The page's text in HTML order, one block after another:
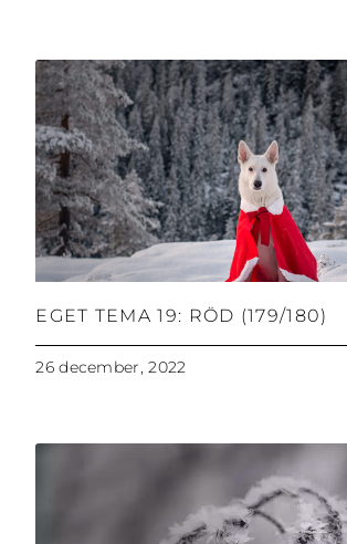
EGET TEMA 19: RÖD (179/180)
26 december, 2022